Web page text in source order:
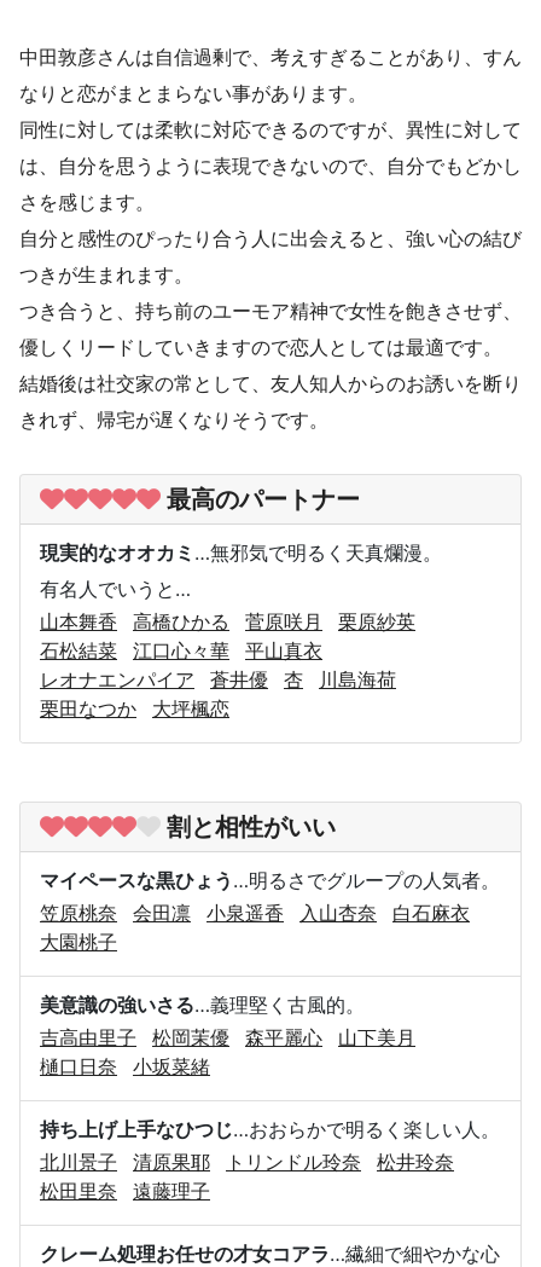
中田敦彦さんは自信過剰で、考えすぎることがあり、すん
なりと恋がまとまらない事があります。
同性に対しては柔軟に対応できるのですが、異性に対して
は、自分を思うように表現できないので、自分でもどかし
さを感じます。
自分と感性のぴったり合う人に出会えると、強い心の結び
つきが生まれます。
つき合うと、持ち前のユーモア精神で女性を飽きさせず、
優しくリードしていきますので恋人としては最適です。
結婚後は社交家の常として、友人知人からのお誘いを断り
きれず、帰宅が遅くなりそうです。
最高のパートナー
現実的なオオカミ …無邪気で明るく天真爛漫。
有名人でいうと…
山本舞香
高橋ひかる 菅原咲月
栗原紗英
石松結菜
江口心々華
平山真衣
レオナエンパイア
蒼井優 杏
川島海荷
栗田なつか
大坪楓恋
割と相性がいい
マイペースな黒ひょう …明るさでグループの人気者。
笠原桃奈
会田凛 小泉遥香 入山杏奈
白石麻衣
大園桃子
美意識の強いさる…義理堅く古風的。
吉高由里子
松岡茉優 森平麗心
山下美月
樋口日奈
小坂菜緒
持ち上げ上手なひつじ…おおらかで明るく楽しい人。
北川景子
清原果耶 トリンドル玲奈
松井玲奈
松田里奈
遠藤理子
クレーム処理お任せの才女コアラ…繊細で細やかな心